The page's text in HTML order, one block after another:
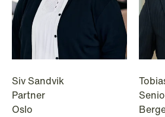
NEWS
Siv Sandvik
Partner
Oslo